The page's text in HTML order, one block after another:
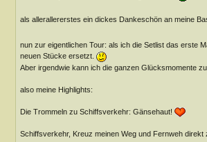
als allerallererstes ein dickes Dankeschön an meine
nun zur eigentlichen Tour: als ich die Setlist das erste
neuen Stücke ersetzt.
Aber irgendwie kann ich die ganzen Glücksmomente
also meine Highlights:
Die Trommeln zu Schiffsverkehr: Gänsehaut!
Schiffsverkehr, Kreuz meinen Weg und Fernweh